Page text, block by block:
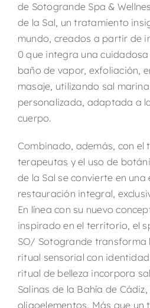
de Sotogrande Spa &
de la Sal, un tratamiento
mundo, creados a partir de
0 que integra una
baño de vapor, exfoliación,
masaje, utilizando sal
personalizada, adaptada a
cuerpo.
Combinado, además, con el
terapeutas y el uso de
de la Sal se convierte en
restauración integral,
En línea con su nuevo
inspirado en el territorio, el
SO/ Sotogrande transforma
ritual sensorial con
ritual de belleza incorpora
Salinas de la Bahía de
oligoelementos. Más que